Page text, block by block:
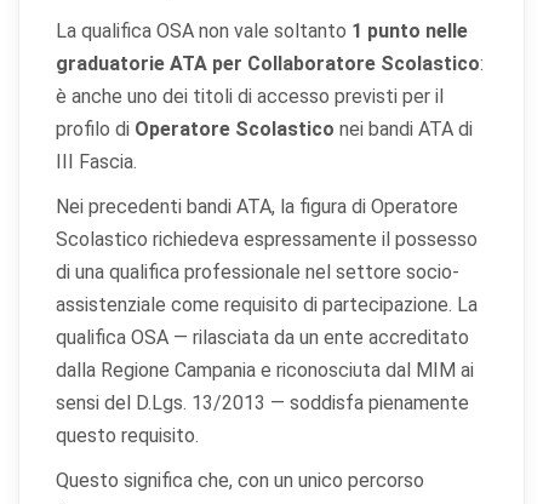
La qualifica OSA non vale soltanto 1 punto nelle
graduatorie ATA per Collaboratore Scolastico:
è anche uno dei titoli di accesso previsti per il
profilo di Operatore Scolastico nei bandi ATA di
III Fascia.
Nei precedenti bandi ATA, la figura di Operatore
Scolastico richiedeva espressamente il possesso
di una qualifica professionale nel settore socio-
assistenziale come requisito di partecipazione. La
qualifica OSA — rilasciata da un ente accreditato
dalla Regione Campania e riconosciuta dal MIM ai
sensi del D.Lgs. 13/2013 — soddisfa pienamente
questo requisito.
Questo significa che, con un unico percorso